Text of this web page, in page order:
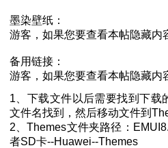
墨染壁纸：
游客，如果您要查看本帖隐藏内
备用链接：
游客，如果您要查看本帖隐藏内
1、下载文件以后需要找到下载
文件名找到，然后移动文件到
2、Themes文件夹路径：
者SD卡--Huawei--Themes